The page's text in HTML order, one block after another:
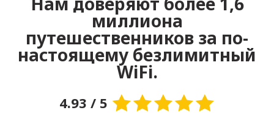
миллиона
путешественников за по-
настоящему безлимитный
WiFi.
4.93 / 5